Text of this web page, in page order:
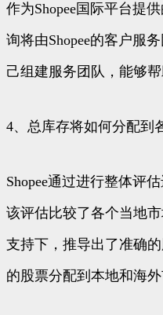
作为Shopee国际平台提
询将由Shopee的客户服
己组建服务团队，能够帮
4、总库存将如何分配到
Shopee通过进行整体评
该评估比较了各个当地
支持下，推导出了准确
的股票分配到本地和海外